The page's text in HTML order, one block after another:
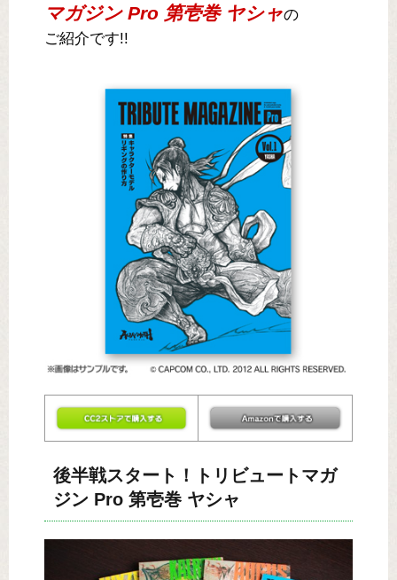
マガジン Pro 第壱巻 ヤシャの
ご紹介です!!
後半戦スタート！トリビュートマガ
ジン Pro 第壱巻 ヤシャ